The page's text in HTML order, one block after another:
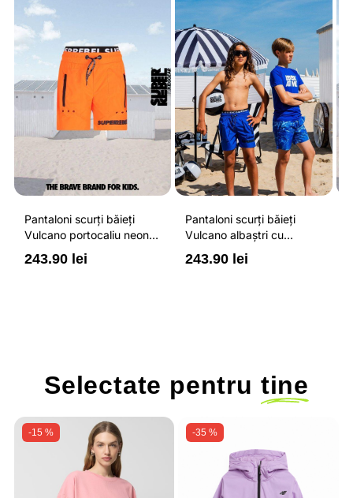
Pantaloni scurți băieți
Vulcano portocaliu neon
cu buzunare cu fermoar,
impermeabili și talie
243.90 lei
Pantaloni scurți băieți
Vulcano albaștri cu
buzunare cu fermoar,
impermeabili și talie
243.90 lei
Selectate pentru tine
-15 % -35 %